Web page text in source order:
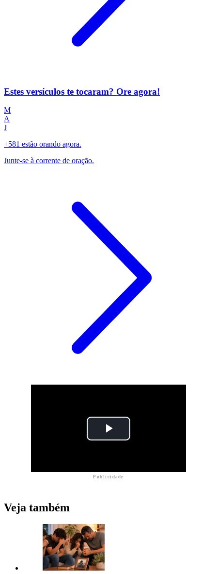
Estes versículos te tocaram? Ore agora!
M
A
J
+581 estão orando agora.
Junte-se à corrente de oração.
Publicidade
Veja também